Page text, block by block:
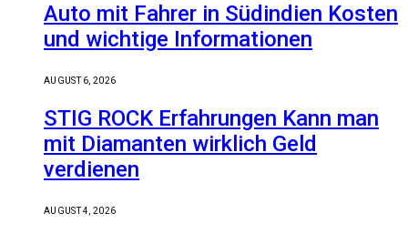
Auto mit Fahrer in Südindien Kosten
und wichtige Informationen
AUGUST 6, 2026
STIG ROCK Erfahrungen Kann man
mit Diamanten wirklich Geld
verdienen
AUGUST 4, 2026